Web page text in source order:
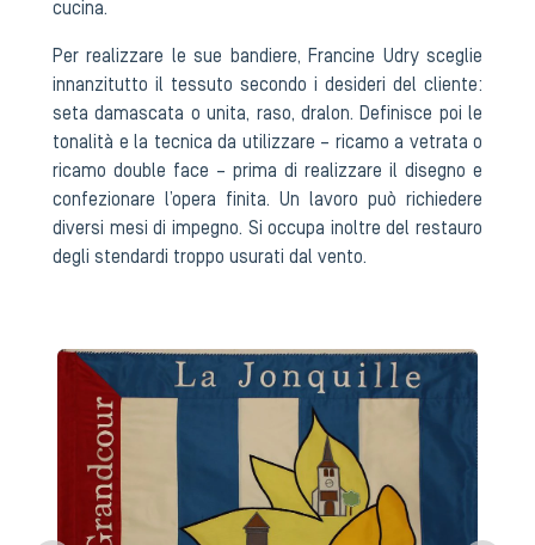
cucina.
Per realizzare le sue bandiere, Francine Udry sceglie
innanzitutto il tessuto secondo i desideri del cliente:
seta damascata o unita, raso, dralon. Definisce poi le
tonalità e la tecnica da utilizzare – ricamo a vetrata o
ricamo double face – prima di realizzare il disegno e
confezionare l’opera finita. Un lavoro può richiedere
diversi mesi di impegno. Si occupa inoltre del restauro
degli stendardi troppo usurati dal vento.